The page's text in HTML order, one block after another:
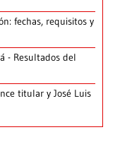
fechas, requisitos y
- Resultados del
titular y José Luis